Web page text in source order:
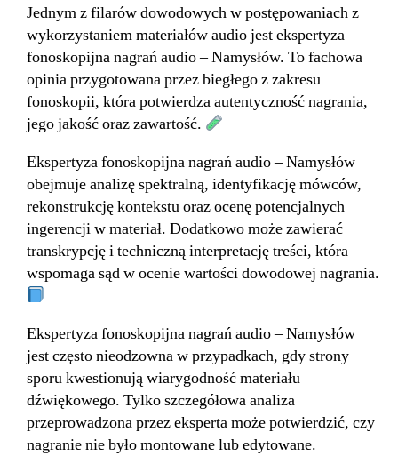
Jednym z filarów dowodowych w postępowaniach z
wykorzystaniem materiałów audio jest ekspertyza
fonoskopijna nagrań audio – Namysłów. To fachowa
opinia przygotowana przez biegłego z zakresu
fonoskopii, która potwierdza autentyczność nagrania,
jego jakość oraz zawartość.
Ekspertyza fonoskopijna nagrań audio – Namysłów
obejmuje analizę spektralną, identyfikację mówców,
rekonstrukcję kontekstu oraz ocenę potencjalnych
ingerencji w materiał. Dodatkowo może zawierać
transkrypcję i techniczną interpretację treści, która
wspomaga sąd w ocenie wartości dowodowej nagrania.
Ekspertyza fonoskopijna nagrań audio – Namysłów
jest często nieodzowna w przypadkach, gdy strony
sporu kwestionują wiarygodność materiału
dźwiękowego. Tylko szczegółowa analiza
przeprowadzona przez eksperta może potwierdzić, czy
nagranie nie było montowane lub edytowane.